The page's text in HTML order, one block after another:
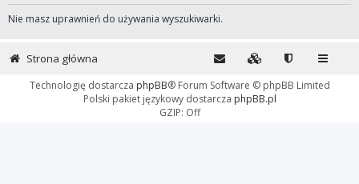
Nie masz uprawnień do używania wyszukiwarki.
Strona główna
Technologię dostarcza phpBB® Forum Software © phpBB Limited
Polski pakiet językowy dostarcza phpBB.pl
GZIP: Off